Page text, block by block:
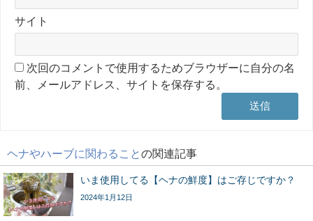
サイト
次回のコメントで使用するためブラウザーに自分の名
前、メールアドレス、サイトを保存する。
ヘナやハーブに関わることの関連記事
いま使用してる【ヘナの鮮度】はご存じですか？
2024年1月12日